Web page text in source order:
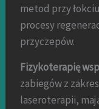
metod przy
procesy
przyczepów.
Fizykoterapię
zabiegów z
laseroterapii,